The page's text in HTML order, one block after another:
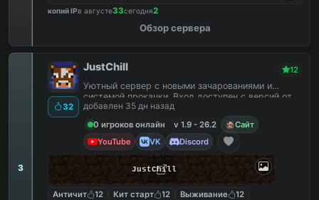
копий IPв августе33сегодня2
Обзор сервера
3
32
JustChill 12
Уютный сервер с новыми зачарованиями и
системой прокачки. Вход доступен с версий от
1.9 до 26.2
добавлен 35 дн назад
0 игроков онлайн
v 1.9 - 26.2
Сайт
YouTube
VK Discord
JustChill
Античит 12 Кит старт 12 Выживание
12